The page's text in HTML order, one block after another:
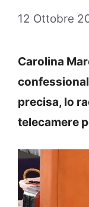
12 Ottobre
Carolina
precisa, lo
telecamere